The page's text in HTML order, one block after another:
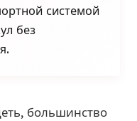
системой
без
большинство